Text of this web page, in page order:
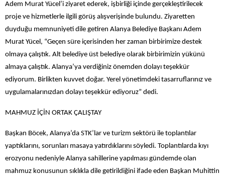
Adem Murat Yücel’i ziyaret ederek, işbirliği içinde gerçekleştirilecek
proje ve hizmetlerle ilgili görüş alışverişinde bulundu. Ziyaretten
duyduğu memnuniyeti dile getiren Alanya Belediye Başkanı Adem
Murat Yücel, “Geçen süre içerisinden her zaman birbirimize destek
olmaya çalıştık. Alt belediye üst belediye olarak birbirimizin yükünü
almaya çalıştık. Alanya’ya verdiğiniz önemden dolayı teşekkür
ediyorum. Birlikten kuvvet doğar. Yerel yönetimdeki tasarruflarınız ve
uygulamalarınızdan dolayı teşekkür ediyoruz” dedi.
MAHMUZ İÇİN ORTAK ÇALIŞTAY
Başkan Böcek, Alanya’da STK’lar ve turizm sektörü ile toplantılar
yaptıklarını, sorunları masaya yatırdıklarını söyledi. Toplantılarda kıyı
erozyonu nedeniyle Alanya sahillerine yapılması gündemde olan
mahmuz konusunun sıklıkla dile getirildiğini ifade eden Başkan Muhittin